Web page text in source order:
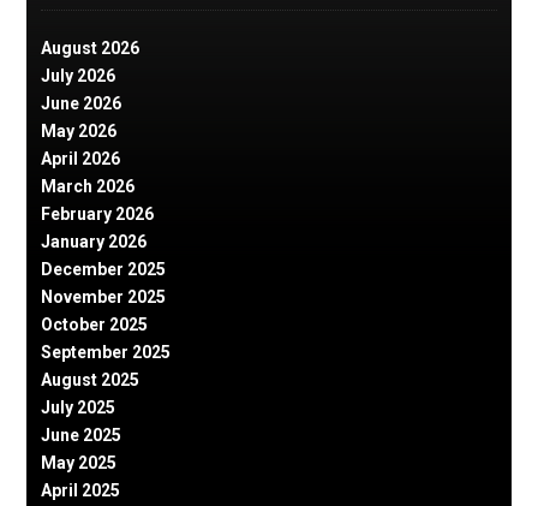
August 2026
July 2026
June 2026
May 2026
April 2026
March 2026
February 2026
January 2026
December 2025
November 2025
October 2025
September 2025
August 2025
July 2025
June 2025
May 2025
April 2025